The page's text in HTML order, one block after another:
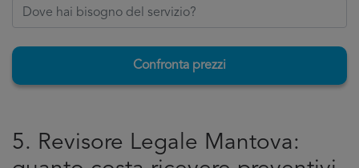
Confronta prezzi
5. Revisore Legale Mantova: